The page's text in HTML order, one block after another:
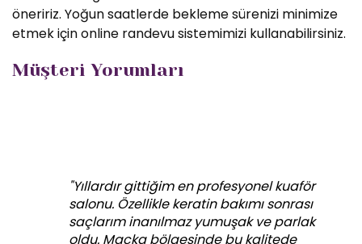
öneririz. Yoğun saatlerde bekleme sürenizi minimize
etmek için online randevu sistemimizi kullanabilirsiniz.
Müşteri Yorumları
"Yıllardır gittiğim en profesyonel kuaför
salonu. Özellikle keratin bakımı sonrası
saçlarım inanılmaz yumuşak ve parlak
oldu. Maçka bölgesinde bu kalitede